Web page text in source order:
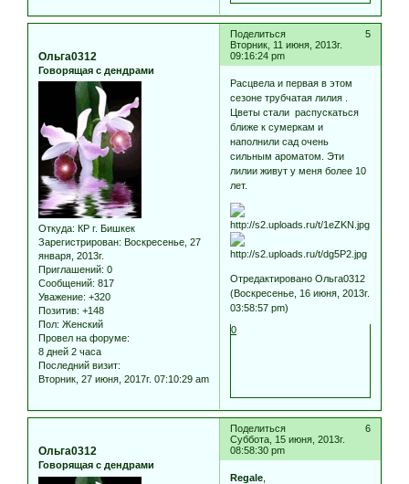
Поделиться
5
Вторник, 11 июня, 2013г.
09:16:24 pm
Ольга0312
Говорящая с дендрами
Откуда: КР г. Бишкек
Зарегистрирован: Воскресенье, 27
января, 2013г.
Приглашений: 0
Сообщений: 817
Уважение: +320
Позитив: +148
Пол: Женский
Провел на форуме:
8 дней 2 часа
Последний визит:
Вторник, 27 июня, 2017г. 07:10:29 am
Расцвела и первая в этом
сезоне трубчатая лилия .
Цветы стали распускаться
ближе к сумеркам и
наполнили сад очень
сильным ароматом. Эти
лилии живут у меня более 10
лет.
Отредактировано Ольга0312
(Воскресенье, 16 июня, 2013г.
03:58:57 pm)
0
Поделиться
6
Суббота, 15 июня, 2013г.
08:58:30 pm
Ольга0312
Говорящая с дендрами
Regale